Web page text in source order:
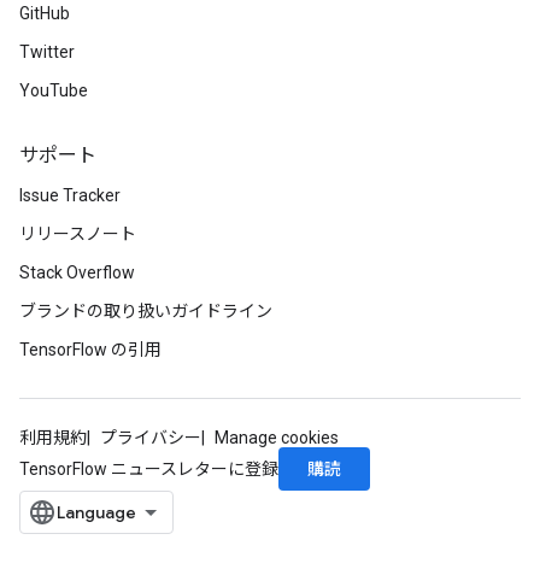
GitHub
Twitter
YouTube
サポート
Issue Tracker
リリースノート
Stack Overflow
ブランドの取り扱いガイドライン
TensorFlow の引用
利用規約 プライバシー
Manage cookies
TensorFlow ニュースレターに登録
購読